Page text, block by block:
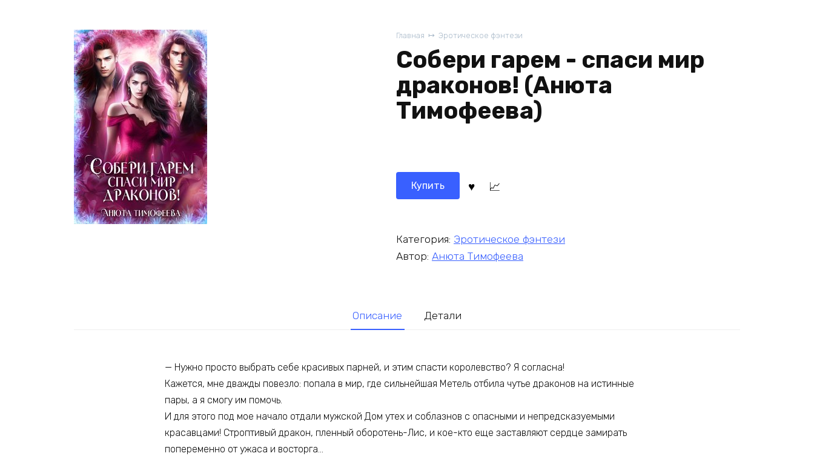
Главная Эротическое фэнтези
Собери гарем - спаси мир
драконов! (Анюта
Тимофеева)
Купить
Категория: Эротическое фэнтези
Автор: Анюта Тимофеева
Описание Детали
— Нужно просто выбрать себе красивых парней, и этим спасти королевство? Я согласна!
Кажется, мне дважды повезло: попала в мир, где сильнейшая Метель отбила чутье драконов на истинные
пары, а я смогу им помочь.
И для этого под мое начало отдали мужской Дом утех и соблазнов с опасными и непредсказуемыми
красавцами! Строптивый дракон, пленный оборотень-Лис, и кое-кто еще заставляют сердце замирать
попеременно от ужаса и восторга…